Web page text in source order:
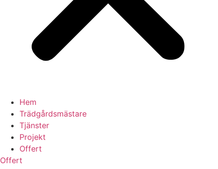
Hem
Trädgårdsmästare
Tjänster
Projekt
Offert
Offert